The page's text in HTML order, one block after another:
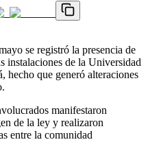
se registró la presencia de
instalaciones de la Universidad
hecho que generó alteraciones
manifestaron
de la ley y realizaron
entre la comunidad